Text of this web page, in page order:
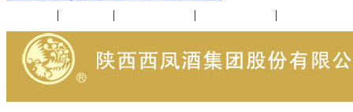
| | | |